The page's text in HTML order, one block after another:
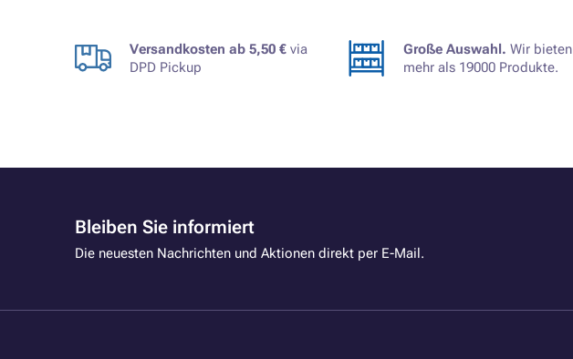
Versandkosten ab 5,50 € via
DPD Pickup
Große Auswahl. Wir bieten
mehr als 19000 Produkte.
Bleiben Sie informiert
Die neuesten Nachrichten und Aktionen direkt per E-Mail.